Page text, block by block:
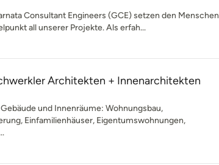
Consultant Engineers (GCE) setzen den Menschen
all unserer Projekte. Als erfah...
Architekten + Innenarchitekten
und Innenräume: Wohnungsbau,
Einfamilienhäuser, Eigentumswohnungen,